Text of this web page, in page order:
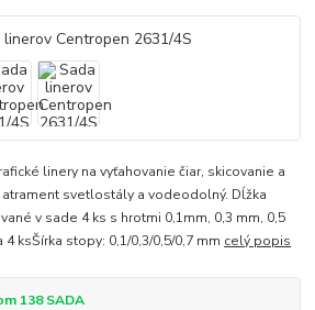
linery na vyťahovanie čiar, skicovanie a
svetlostály a vodeodolný. Dĺžka
v sade 4 ks s hrotmi 0,1mm, 0,3 mm, 0,5
ksŠírka stopy: 0,1/0,3/0,5/0,7 mm celý popis
138 SADA